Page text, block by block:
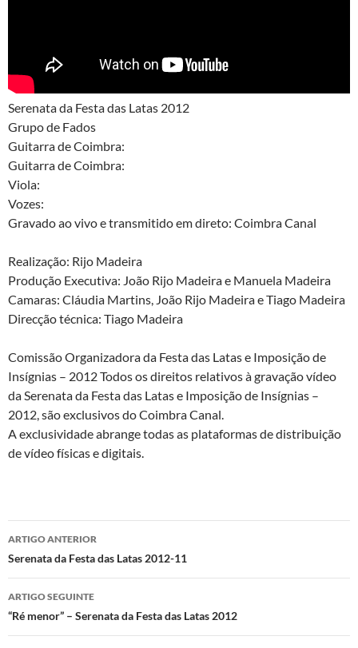
Serenata da Festa das Latas 2012
Grupo de Fados
Guitarra de Coimbra:
Guitarra de Coimbra:
Viola:
Vozes:
Gravado ao vivo e transmitido em direto: Coimbra Canal
Realização: Rijo Madeira
Produção Executiva: João Rijo Madeira e Manuela Madeira
Camaras: Cláudia Martins, João Rijo Madeira e Tiago Madeira
Direcção técnica: Tiago Madeira
Comissão Organizadora da Festa das Latas e Imposição de
Insígnias – 2012 Todos os direitos relativos à gravação vídeo
da Serenata da Festa das Latas e Imposição de Insígnias –
2012, são exclusivos do Coimbra Canal.
A exclusividade abrange todas as plataformas de distribuição
de vídeo físicas e digitais.
Navegação
de
artigos
ARTIGO ANTERIOR
Serenata da Festa das Latas 2012-11
ARTIGO SEGUINTE
“Ré menor” – Serenata da Festa das Latas 2012